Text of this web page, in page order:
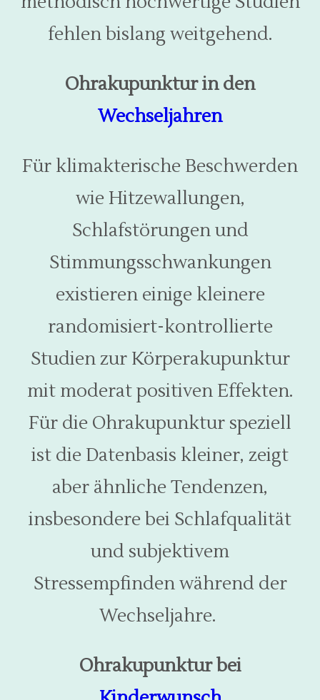
fehlen bislang weitgehend.
Ohrakupunktur in den
Wechseljahren
Für klimakterische Beschwerden
wie Hitzewallungen,
Schlafstörungen und
Stimmungsschwankungen
existieren einige kleinere
randomisiert-kontrollierte
Studien zur Körperakupunktur
mit moderat positiven Effekten.
Für die Ohrakupunktur speziell
ist die Datenbasis kleiner, zeigt
aber ähnliche Tendenzen,
insbesondere bei Schlafqualität
und subjektivem
Stressempfinden während der
Wechseljahre.
Ohrakupunktur bei